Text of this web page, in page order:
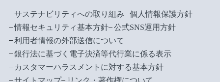
サステナビリティへの取り組み
個人情報保護方針
情報セキュリティ基本方針
公式SNS運用方針
利用者情報の外部送信について
銀行法に基づく電子決済等代行業に係る表示
カスタマーハラスメントに対する基本方針
サイトマップ
リンク・著作権について